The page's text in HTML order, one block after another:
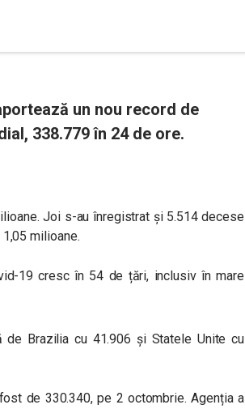
un nou record de
338.779 în 24 de ore.
Joi s-au înregistrat și 5.514 decese
milioane.
19 cresc în 54 de țări, inclusiv în mare
de Brazilia cu 41.906 și Statele Unite cu
de 330.340, pe 2 octombrie. Agenția a